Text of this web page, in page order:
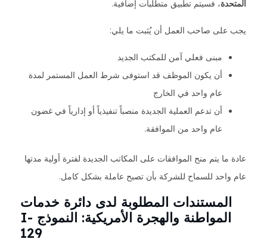
المتحدة، فسيتم تطبيق متطلبات إضافية.
يجب على صاحب العمل أن يُثبت ما يلي:
مبنى فعلي آمن للمكتب الجديد
أن يكون الموظف قد استوفى شرط العمل المستمر لمدة
عام واحد في الخارج
أن تدعم العملية الجديدة منصباً تنفيذياً أو إدارياً في غضون
عام واحد من الموافقة.
عادة ما يتم منح الموافقات على المكاتب الجديدة لفترة أولية مدتها
عام واحد للسماح للشركة بأن تصبح عاملة بشكل كامل.
المستندات المطلوبة لدى دائرة خدمات
المواطنة والهجرة الأمريكية: النموذج I-
129